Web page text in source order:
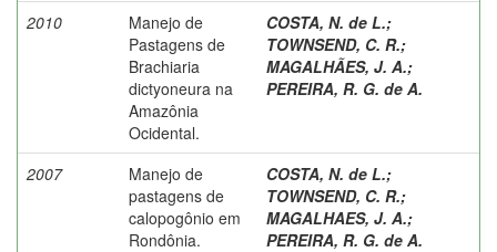
2010
Manejo de
Pastagens de
Brachiaria
dictyoneura na
Amazônia
Ocidental.
COSTA, N. de L.;
TOWNSEND, C. R.;
MAGALHÃES, J. A.;
PEREIRA, R. G. de A.
2007
Manejo de
pastagens de
calopogônio em
Rondônia.
COSTA, N. de L.;
TOWNSEND, C. R.;
MAGALHAES, J. A.;
PEREIRA, R. G. de A.